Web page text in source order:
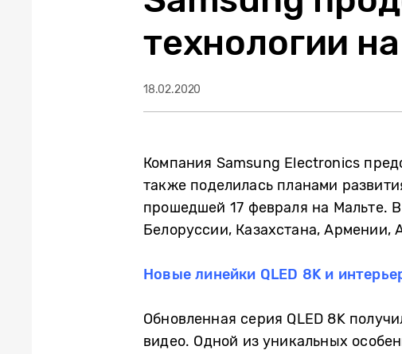
технологии
18.02.2020
Компания Samsung Electronics
также поделилась планами
прошедшей 17 февраля на Мальте.
Белоруссии, Казахстана, Армении,
Новые линейки QLED 8K и
Обновленная серия QLED 8K
видео. Одной из уникальных